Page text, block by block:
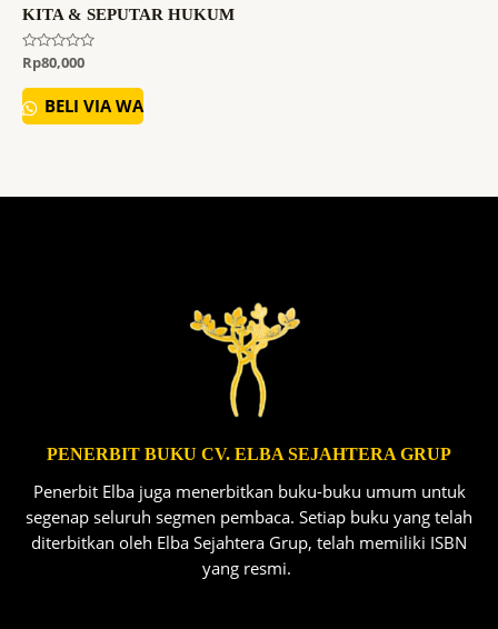
KITA & SEPUTAR HUKUM
Dinilai
dari
5
Rp80,000
BELI VIA WA
PENERBIT BUKU CV. ELBA SEJAHTERA GRUP
Penerbit Elba juga menerbitkan buku-buku umum untuk
segenap seluruh segmen pembaca. Setiap buku yang telah
diterbitkan oleh Elba Sejahtera Grup, telah memiliki ISBN
yang resmi.